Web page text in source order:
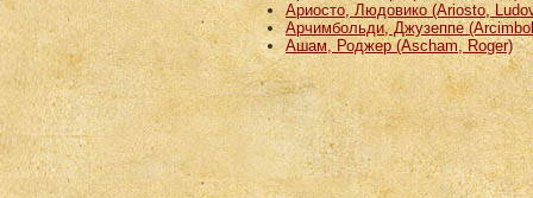
Ариосто, Людовико (Ariosto,
Арчимбольди, Джузеппе
Ашам, Роджер (Ascham, Roger)